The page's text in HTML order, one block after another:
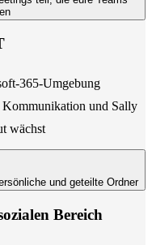
365-Umgebung
und Sally
wächst
und geteilte Ordner
Bereich